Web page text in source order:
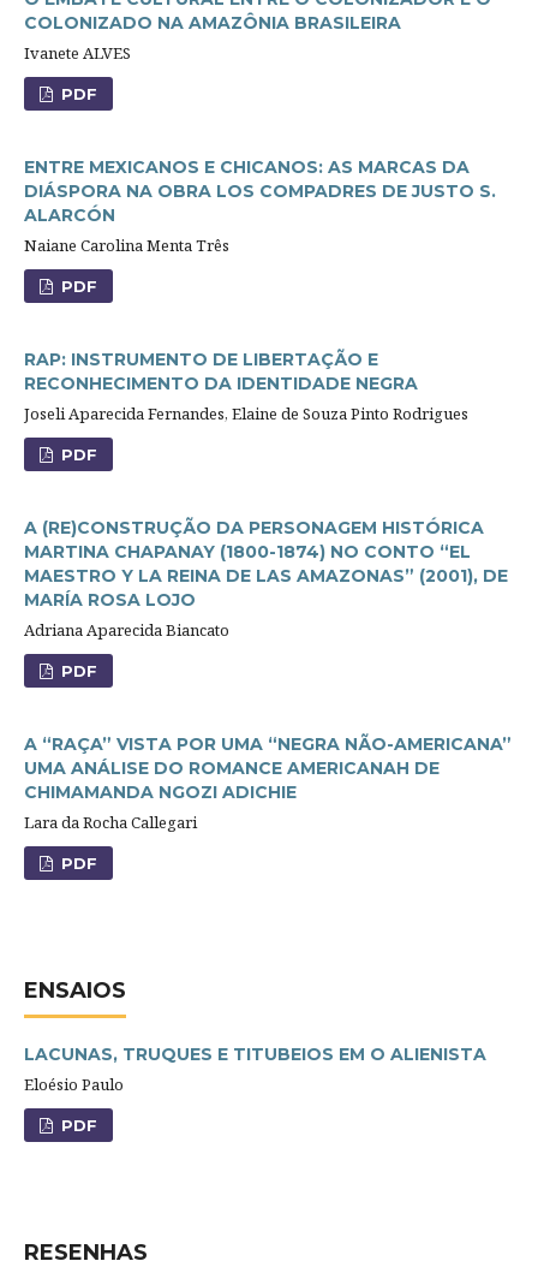
COLONIZADO NA AMAZÔNIA BRASILEIRA
Ivanete ALVES
PDF
ENTRE MEXICANOS E CHICANOS: AS MARCAS DA
DIÁSPORA NA OBRA LOS COMPADRES DE JUSTO S.
ALARCÓN
Naiane Carolina Menta Três
PDF
RAP: INSTRUMENTO DE LIBERTAÇÃO E
RECONHECIMENTO DA IDENTIDADE NEGRA
Joseli Aparecida Fernandes, Elaine de Souza Pinto Rodrigues
PDF
A (RE)CONSTRUÇÃO DA PERSONAGEM HISTÓRICA
MARTINA CHAPANAY (1800-1874) NO CONTO “EL
MAESTRO Y LA REINA DE LAS AMAZONAS” (2001), DE
MARÍA ROSA LOJO
Adriana Aparecida Biancato
PDF
A “RAÇA” VISTA POR UMA “NEGRA NÃO-AMERICANA”
UMA ANÁLISE DO ROMANCE AMERICANAH DE
CHIMAMANDA NGOZI ADICHIE
Lara da Rocha Callegari
PDF
ENSAIOS
LACUNAS, TRUQUES E TITUBEIOS EM O ALIENISTA
Eloésio Paulo
PDF
RESENHAS